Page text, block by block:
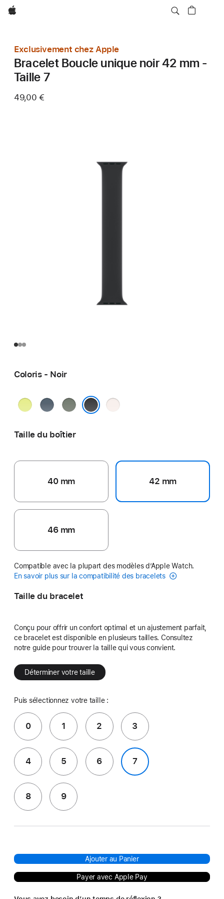
Apple
Exclusivement chez Apple
Bracelet Boucle unique noir 42 mm -
Taille 7
49,00 €
Coloris - Noir
JauneBleu
Gris
Rose
Taille du boîtier
40 mm 42 mm
46 mm
Compatible avec la plupart des modèles d’Apple Watch.
En savoir plus sur la compatibilité des bracelets
Taille du bracelet
Conçu pour offrir un confort optimal et un ajustement parfait,
ce bracelet est disponible en plusieurs tailles. Consultez
notre guide pour trouver la taille qui vous convient.
Déterminer votre taille
Puis sélectionnez votre taille :
0 1 2 3
4 5 6 7
8 9
Ajouter au Panier
Payer avec Apple Pay